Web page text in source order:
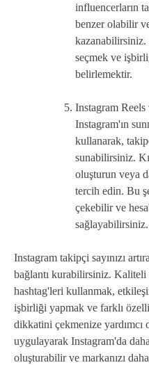
influencerların
benzer olabilir
kazanabilirsiniz.
seçmek ve
belirlemektir.
Instagram
Instagram'ın
kullanarak,
sunabilirsiniz.
oluşturun veya
tercih edin. Bu
çekebilir ve
sağlayabilirsiniz.
Instagram takipçi sayınızı
bağlantı kurabilirsiniz.
hashtag'leri kullanmak,
işbirliği yapmak ve farklı
dikkatini çekmenize yardımcı
uygulayarak Instagram'da
oluşturabilir ve markanızı